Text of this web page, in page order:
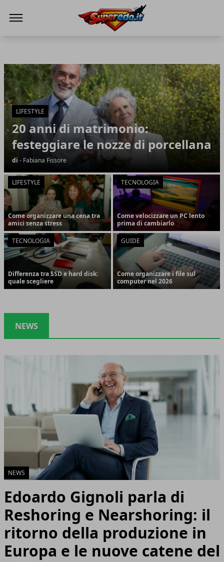
Articoli in Evidenza
LIFESTYLE
20 anni di matrimonio:
festeggiare le nozze di porcellana
di - Fabiana Fissore
LIFESTYLE
Come organizzare una cena tra
amici senza stress
TECNOLOGIA
Come velocizzare un PC lento
prima di cambiarlo
TECNOLOGIA
Differenza tra SSD e hard disk:
quale scegliere
GUIDE
Come organizzare i file sul
computer nel 2026
NEWS
NEWS
Edoardo Gignoli parla di
Reshoring e Nearshoring: il
ritorno della produzione in
Europa e le nuove catene del